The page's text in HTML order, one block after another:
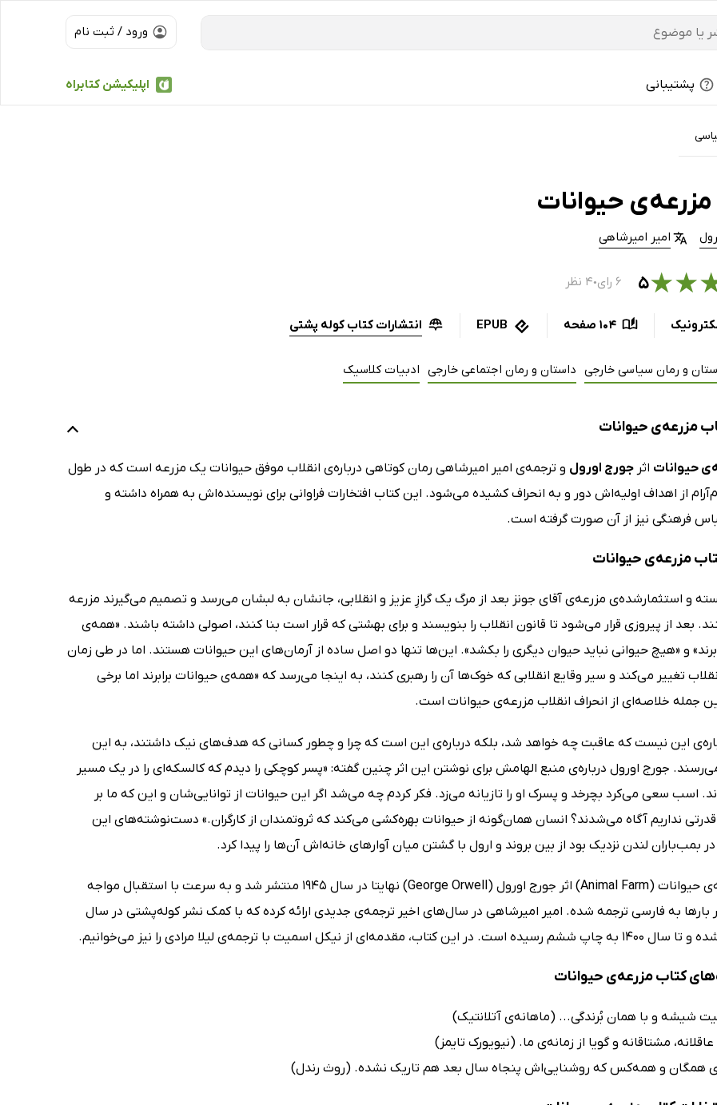
ورود / ثبت نام
اپلیکیشن کتابراه پشتیبانی
حیوانات
امیر امیرشاهی
★
★۵ ۶ رای ● ۴ نظر
104 صفحه EPUB انتشارات کتاب کوله پشتی
و رمان سیاسی خارجی داستان و رمان اجتماعی خارجی ادبیات کلاسیک
مزرعه‌ی حیوانات
حیوانات اثر جورج اورول و ترجمه‌ی امیر امیرشاهی رمان کوتاهی درباره‌ی انقلاب موفق حیوانات یک مزرعه است که در طول
از اهداف اولیه‌اش دور و به انحراف کشیده می‌شود. این کتاب افتخارات فراوانی برای نویسنده‌اش به همراه داشته و
فرهنگی نیز از آن صورت گرفته است.
مزرعه‌ی حیوانات
و استثمارشده‌ی مزرعه‌ی آقای جونز بعد از مرگ یک گرازِ عزیز و انقلابی، جانشان به لبشان می‌رسد و تصمیم می‌گیرند مزرعه
بعد از پیروزی قرار می‌شود تا قانون انقلاب را بنویسند و برای بهشتی که قرار است بنا کنند، اصولی داشته باشند. «همه‌ی
و «هیچ حیوانی نباید حیوان دیگری را بکشد». این‌ها تنها دو اصل ساده از آرمان‌های این حیوانات هستند. اما در طی زمان
تغییر می‌کند و سیر وقایع انقلابی که خوک‌ها آن را رهبری کنند، به اینجا می‌رسد که «همه‌ی حیوانات برابرند اما برخی
این جمله خلاصه‌ای از انحراف انقلاب مزرعه‌ی حیوانات است.
این نیست که عاقبت چه خواهد شد، بلکه درباره‌ی این است که چرا و چطور کسانی که هدف‌های نیک داشتند، به این
جورج اورول درباره‌ی منبع الهامش برای نوشتن این اثر چنین گفته: «پسر کوچکی را دیدم که کالسکه‌ای را در یک مسیر
اسب سعی می‌کرد بچرخد و پسرک او را تازیانه می‌زد. فکر کردم چه می‌شد اگر این حیوانات از توانایی‌شان و این که ما بر
نداریم آگاه می‌شدند؟ انسان همان‌گونه از حیوانات بهره‌کشی می‌کند که ثروتمندان از کارگران.» دست‌نوشته‌های این
در بمب‌باران لندن نزدیک بود از بین بروند و ارول با گشتن میان آوارهای خانه‌اش آن‌ها را پیدا کرد.
کتاب مزرعه‌ی حیوانات (Animal Farm) اثر جورج اورول (George Orwell) نهایتا در سال 1945 منتشر شد و به سرعت با استقبال مواجه
بارها به فارسی ترجمه شده. امیر امیرشاهی در سال‌های اخیر ترجمه‌ی جدیدی ارائه کرده که با کمک نشر کوله‌پشتی در سال
کتاب مزرعه‌ی حیوانات
شیشه و با همان بُرندگی... (ماهانه‌ی آتلانتیک)
مشتاقانه و گویا از زمانه‌ی ما. (نیویورک تایمز)
همگان و همه‌کس که روشنایی‌اش پنجاه سال بعد هم تاریک نشده. (روث رندل)